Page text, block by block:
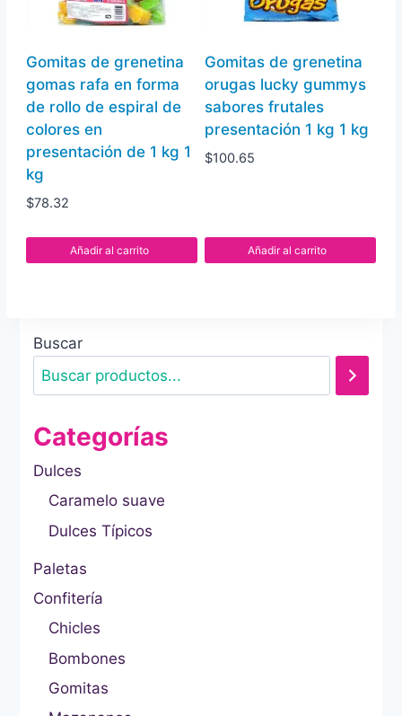
Gomitas de grenetina
gomas rafa en forma
de rollo de espiral de
colores en
presentación de 1 kg 1
kg
$78.32
Añadir al carrito
Gomitas de grenetina
orugas lucky gummys
sabores frutales
presentación 1 kg 1 kg
$100.65
Añadir al carrito
Buscar
Categorías
Dulces
Caramelo suave
Dulces Típicos
Paletas
Confitería
Chicles
Bombones
Gomitas